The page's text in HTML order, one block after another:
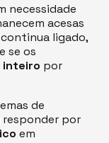
necessidade
acesas
ligado,
se os
inteiro por
de
por
em